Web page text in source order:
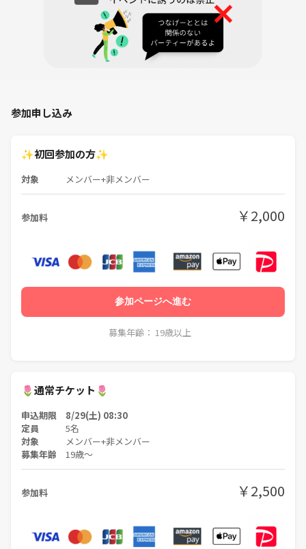
参加申し込み
✨初回参加の方✨
対象 メンバー+非メンバー
参加料 ￥2,000
参加ページへ進む
募集年齢： 19歳以上
🌷通常チケット🌷
申込期限 8/29(土) 08:30
定員 5名
対象
メンバー+非メンバー
募集年齢 19歳〜
参加料 ￥2,500